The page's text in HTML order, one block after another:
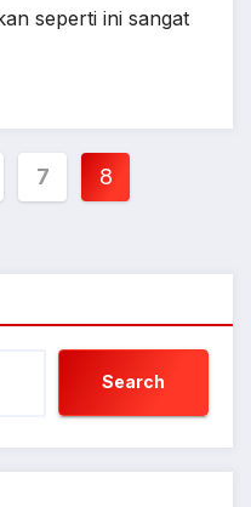
seperti ini sangat
7 8
Search